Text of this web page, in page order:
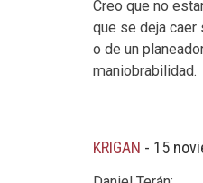
Creo que no
que se deja caer
o de un
maniobrabilidad.
KRIGAN - 15